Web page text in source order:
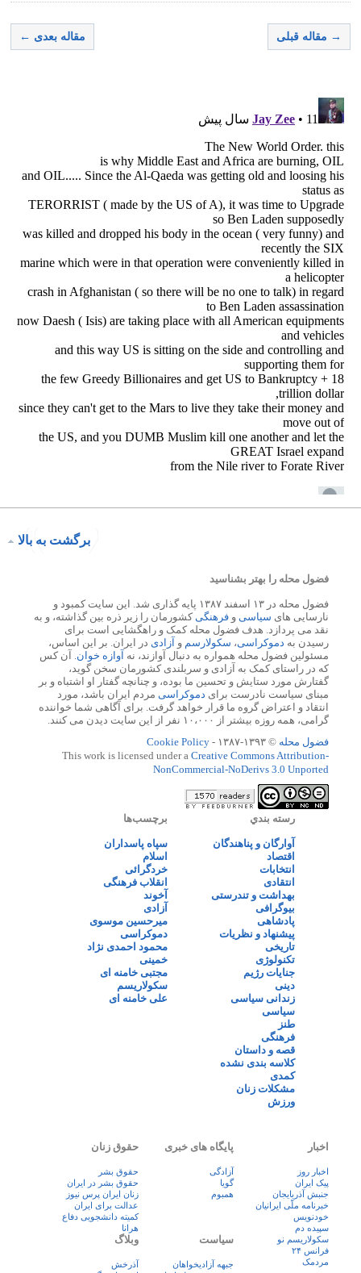
→ مقاله قبلی مقاله بعدی ←
برگشت به بالا
فضول محله را بهتر بشناسید
فضول محله در ۱۳ اسفند ۱۳۸۷ پایه گذاری شد. این سایت کمبود و
نارسایی های سیاسی و فرهنگیکشورمان را زیر ذره بین گذاشته، و به
نقد می پردازد. هدف فضول محله کمک و راهگشایی است برای
رسیدن به دموکراسی، سکولارسم و آزادی در ایران. بر این اساس،
مسئولین فضول محله همواره به دنبال آوازند، نه آوازه خوان. آن کس
که در راستای کمک به آزادی و سربلندی کشورمان سخن گوید،
گفتارش مورد ستایش و تحسین ما بوده، و چنانچه گفتار او اشتباه و بر
مبنای سیاست نادرست برای دموکراسی مردم ایران باشد، مورد
انتقاد و اعتراض گروه ما قرار خواهد گرفت. برای آگاهی شما خواننده
گرامی، همه روزه بیشتر از ۱۰،۰۰۰ نفر از این سایت دیدن می کنند.
فضول محله © ۱۳۹۳-۱۳۸۷ -
Cookie Policy
This work is licensed under a Creative Commons Attribution-
NonCommercial-NoDerivs 3.0 Unported
رسته بندي
آوارگان و پناهندگان
اقتصاد
انتخابات
انتقادی
بهداشت و تندرستی
بیوگرافی
پادشاهی
پیشنهاد و نظریات
تاریخی
تکنولوژی
جنایات رژیم
دینی
زندانی سیاسی
سیاسی
طنز
فرهنگی
قصه و داستان
کلاسه بندی نشده
کمدی
مشکلات زنان
ورزش
برچسب‌ها
سپاه پاسداران
اسلام
خردگرائی
انقلاب فرهنگی
آخوند
آزادی
میرحسین موسوی
دموکراسی
محمود احمدی نژاد
خمینی
مجتبی خامنه ای
سکولاریسم
علی خامنه ای
اخبار
اخبار روز
پيک ايران
جنبش آذربایجان
خبرنامه ملّی ایرانیان
خودنویس
سپیده دم
سکولاریسم نو
فرانس ۲۴
مردمک
پایگاه های خبری
آزادگی
گویا
همبوم
حقوق زنان
حقوق بشر
حقوق بشر در ایران
زنان ايران پرس نيوز
عدالت برای ایران
کمیته دانشجویی دفاع
هرانا
سیاست
جبهه آزادیخواهان
وبلاگ
آذرخش